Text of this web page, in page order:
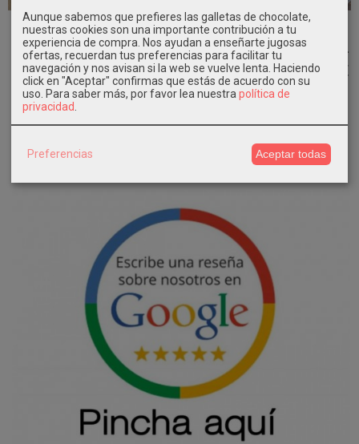
Corona de
Comunión
Flores FABIA
Eva...
77,90 €
Corona de
Comunión
Flores
FELICIDAD...
77,90 €
Diadema de
Comunión
FORMENTERA
Eva...
44,90 €
Vestido De
Comunión
FRIDA Eva...
399,00 €
Aunque sabemos que prefieres las galletas de chocolate,
nuestras cookies son una importante contribución a tu
experiencia de compra. Nos ayudan a enseñarte jugosas
ofertas, recuerdan tus preferencias para facilitar tu
navegación y nos avisan si la web se vuelve lenta. Haciendo
click en "Aceptar" confirmas que estás de acuerdo con su
uso. Para saber más, por favor lea nuestra política de
privacidad
Preferencias Aceptar todas